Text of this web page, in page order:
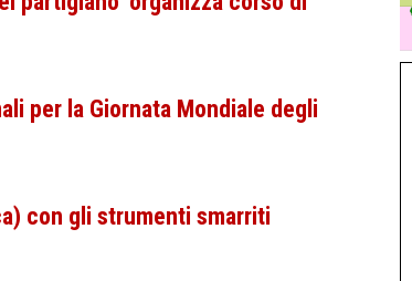
per la Giornata Mondiale degli
con gli strumenti smarriti